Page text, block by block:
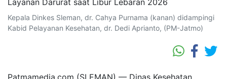
Kepala Dinkes Sleman, dr. Cahya Purnama (kanan) didampingi
Kabid Pelayanan Kesehatan, dr. Dedi Aprianto, (PM-Jatmo)